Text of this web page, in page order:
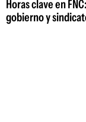
Horas clave en
gobierno y